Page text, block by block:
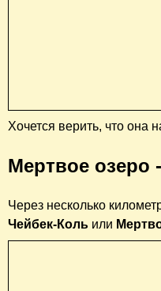
Хочется верить, что она
Мертвое озеро
Через несколько
Чейбек-Коль или